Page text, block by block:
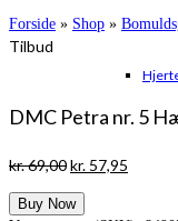
Forside » Shop »
Tilbud
DMC Petra nr. 5
kr.69,00Den
pris
kr. 57,95
Buy Now